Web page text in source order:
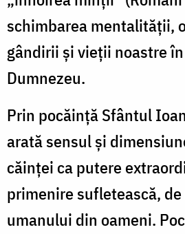
schimbarea mentalităţii,
gândirii şi vieţii noastre
Dumnezeu.
Prin pocăinţă Sfântul
arată sensul şi
căinţei ca putere
primenire sufletească,
umanului din oameni.